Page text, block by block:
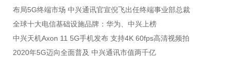
布局5G终端市场 中兴通讯官宣倪飞出任终端事业部总裁
全球十大电信基础设施品牌：华为、中兴上榜
中兴天机Axon 11 5G手机发布 支持4K 60fps高清视频拍
2020年5G迈向全面普及 中兴通讯市值两千亿